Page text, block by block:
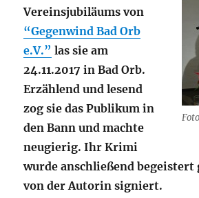
Vereinsjubiläums von
“Gegenwind Bad Orb
e.V.” las sie am
24.11.2017 in Bad Orb.
Erzählend und lesend
zog sie das Publikum in
den Bann und machte
neugierig. Ihr Krimi
wurde anschließend begeistert
von der Autorin signiert.